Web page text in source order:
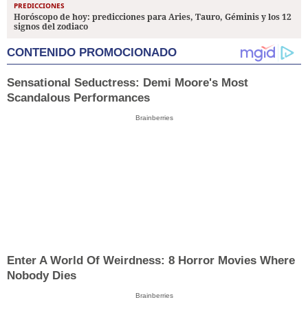
PREDICCIONES
Horóscopo de hoy: predicciones para Aries, Tauro, Géminis y los 12
signos del zodiaco
CONTENIDO PROMOCIONADO
Sensational Seductress: Demi Moore's Most
Scandalous Performances
Brainberries
Enter A World Of Weirdness: 8 Horror Movies Where
Nobody Dies
Brainberries